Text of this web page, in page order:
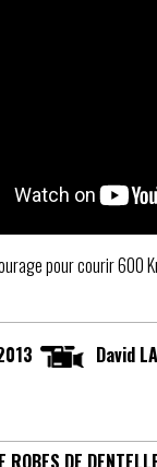
pour courir 600
David